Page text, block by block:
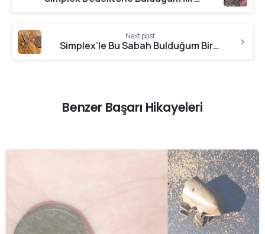
Next post
Simplex’le Bu Sabah Bulduğum Birkaç Şey
Benzer Başarı Hikayeleri
-